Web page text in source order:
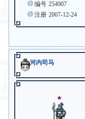
编号 254907
注册 2007-12-24
河内司马
★